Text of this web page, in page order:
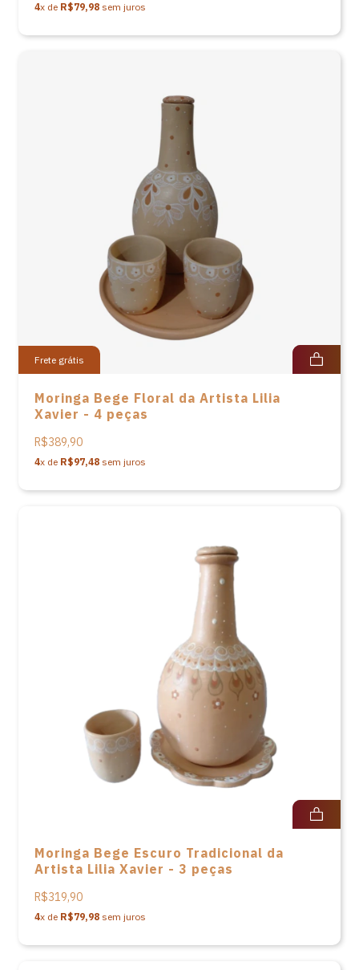
4x de R$79,98 sem juros
Frete grátis
Moringa Bege Floral da Artista Lilia
Xavier - 4 peças
R$389,90
4x de R$97,48 sem juros
Moringa Bege Escuro Tradicional da
Artista Lilia Xavier - 3 peças
R$319,90
4x de R$79,98 sem juros